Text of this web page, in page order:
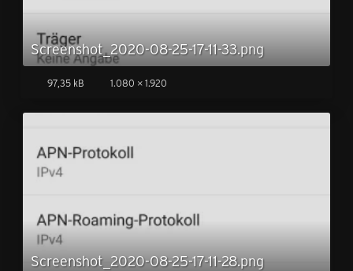
Screenshot_2020-08-25-17-11-33.png
97,35 kB 1.080 × 1.920
Screenshot_2020-08-25-17-11-28.png